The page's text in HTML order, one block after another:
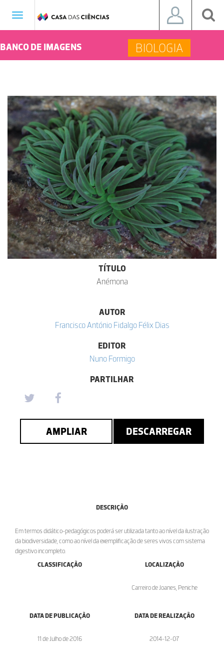
Toggle
BANCO DE IMAGENS BIOLOGIA
TÍTULO
Anémona
AUTOR
Francisco António Fidalgo Félix Dias
EDITOR
Nuno Formigo
PARTILHAR
AMPLIAR DESCARREGAR
DESCRIÇÃO
Em termos didático-pedagógicos poderá ser utilizada tanto ao nível da ilustração
da biodiversidade, como ao nível da exemplificação de seres vivos com sistema
digestivo incompleto.
CLASSIFICAÇÃO
LOCALIZAÇÃO
Carreiro de Joanes, Peniche
DATA DE PUBLICAÇÃO
11 de Julho de 2016
DATA DE REALIZAÇÃO
2014-12-07